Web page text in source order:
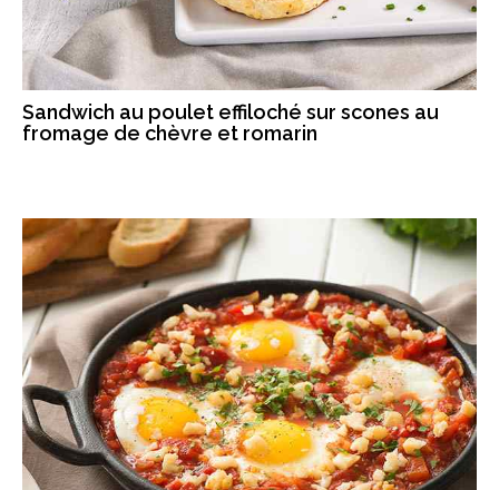
Sandwich au poulet effiloché sur scones au
fromage de chèvre et romarin